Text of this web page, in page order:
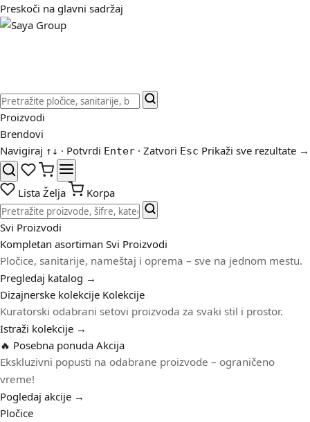
Preskoči na glavni sadržaj
Proizvodi
Brendovi
Navigiraj ↑ ↓ · Potvrdi Enter · Zatvori Esc Prikaži sve rezultate →
Lista Želja Korpa
Svi Proizvodi
Kompletan asortiman Svi Proizvodi
Pločice, sanitarije, nameštaj i oprema – sve na jednom mestu.
Pregledaj katalog →
Dizajnerske kolekcije Kolekcije
Kuratorski odabrani setovi proizvoda za svaki stil i prostor.
Istraži kolekcije →
🔥 Posebna ponuda Akcija
Ekskluzivni popusti na odabrane proizvode – ograničeno
vreme!
Pogledaj akcije →
Pločice